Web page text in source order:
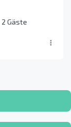
2 Gäste